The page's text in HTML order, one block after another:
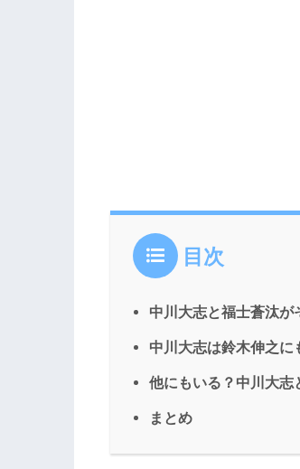
目次
中川大志と福士蒼汰が
中川大志は鈴木伸之に
他にもいる？中川大志
まとめ